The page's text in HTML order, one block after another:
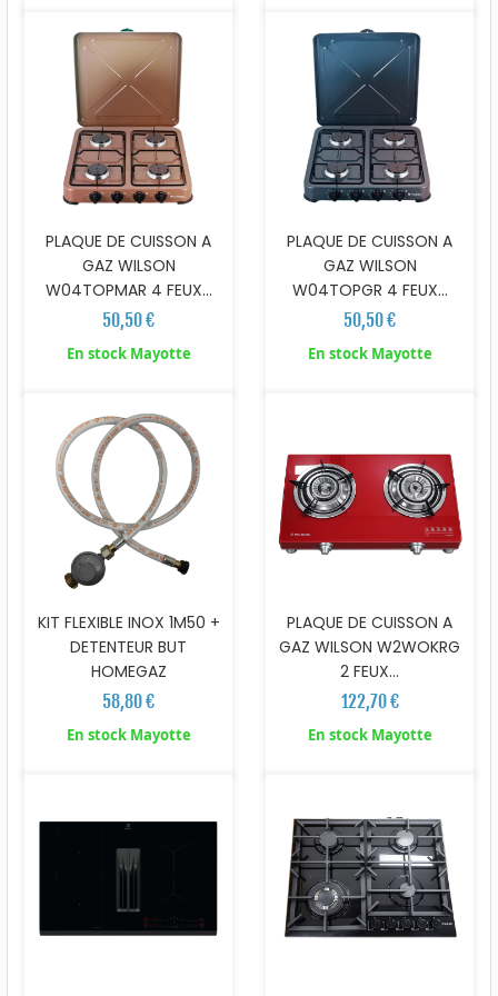
PLAQUE DE CUISSON A
GAZ WILSON
W04TOPMAR 4 FEUX...
50,50 €
En stock Mayotte
PLAQUE DE CUISSON A
GAZ WILSON
W04TOPGR 4 FEUX...
50,50 €
En stock Mayotte
KIT FLEXIBLE INOX 1M50 +
DETENTEUR BUT
HOMEGAZ
58,80 €
En stock Mayotte
PLAQUE DE CUISSON A
GAZ WILSON W2WOKRG
2 FEUX...
122,70 €
En stock Mayotte